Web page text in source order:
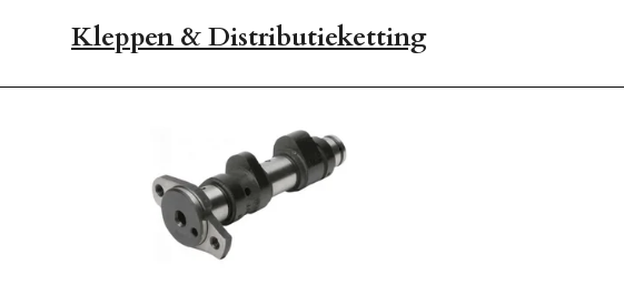
Kleppen & Distributieketting